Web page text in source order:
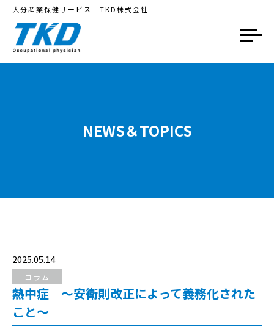
大分産業保健サービス TKD株式会社
NEWS＆TOPICS
2025.05.14
コラム
熱中症 ～安衛則改正によって義務化された
こと～